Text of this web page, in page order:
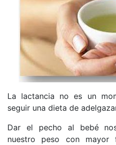
La lactancia no es un
seguir una dieta de
Dar el pecho al bebé
nuestro peso con mayor